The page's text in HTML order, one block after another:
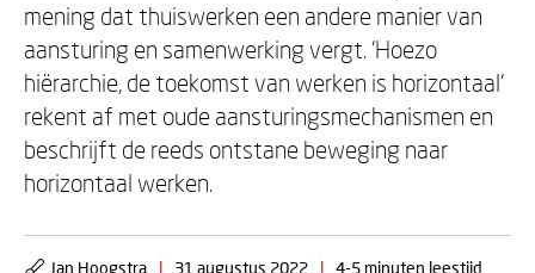
mening dat thuiswerken een andere manier van
aansturing en samenwerking vergt. ‘Hoezo
hiërarchie, de toekomst van werken is horizontaal’
rekent af met oude aansturingsmechanismen en
beschrijft de reeds ontstane beweging naar
horizontaal werken.
Jan Hoogstra | 31 augustus 2022 | 4-5 minuten leestijd